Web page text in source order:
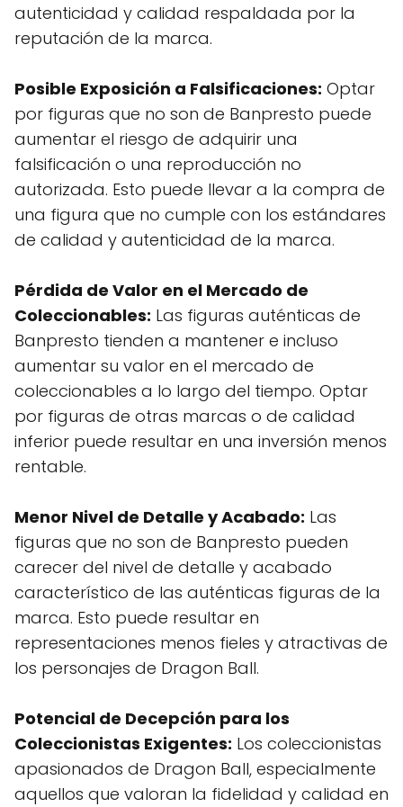
autenticidad y calidad respaldada por la
reputación de la marca.
Posible Exposición a Falsificaciones: Optar
por figuras que no son de Banpresto puede
aumentar el riesgo de adquirir una
falsificación o una reproducción no
autorizada. Esto puede llevar a la compra de
una figura que no cumple con los estándares
de calidad y autenticidad de la marca.
Pérdida de Valor en el Mercado de
Coleccionables: Las figuras auténticas de
Banpresto tienden a mantener e incluso
aumentar su valor en el mercado de
coleccionables a lo largo del tiempo. Optar
por figuras de otras marcas o de calidad
inferior puede resultar en una inversión menos
rentable.
Menor Nivel de Detalle y Acabado: Las
figuras que no son de Banpresto pueden
carecer del nivel de detalle y acabado
característico de las auténticas figuras de la
marca. Esto puede resultar en
representaciones menos fieles y atractivas de
los personajes de Dragon Ball.
Potencial de Decepción para los
Coleccionistas Exigentes: Los coleccionistas
apasionados de Dragon Ball, especialmente
aquellos que valoran la fidelidad y calidad en